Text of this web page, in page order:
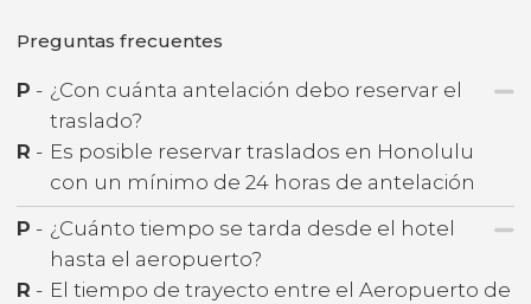
Preguntas frecuentes
P - ¿Con cuánta antelación debo reservar el
traslado?
R - Es posible reservar traslados en Honolulu
con un mínimo de 24 horas de antelación
P - ¿Cuánto tiempo se tarda desde el hotel
hasta el aeropuerto?
R - El tiempo de trayecto entre el Aeropuerto de